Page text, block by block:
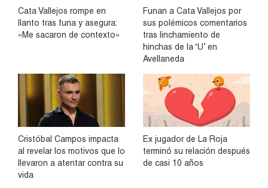
Cata Vallejos rompe en
llanto tras funa y asegura:
«Me sacaron de contexto»
Funan a Cata Vallejos por
sus polémicos comentarios
tras linchamiento de
hinchas de la ‘U’ en
Avellaneda
Cristóbal Campos impacta
al revelar los motivos que lo
llevaron a atentar contra su
vida
Ex jugador de La Roja
terminó su relación después
de casi 10 años